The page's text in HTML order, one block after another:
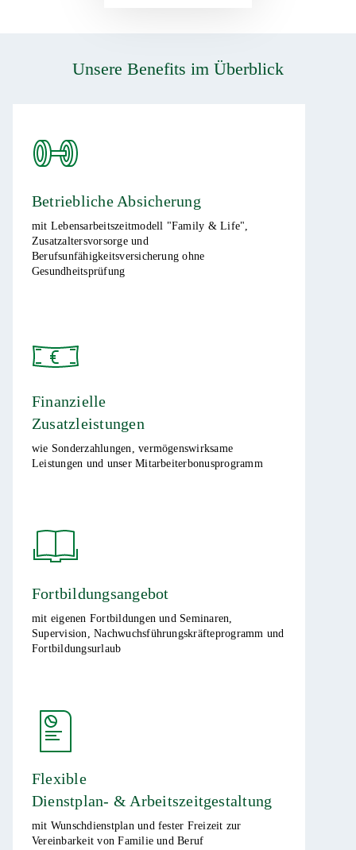
Unsere Benefits im Überblick
Betriebliche Absicherung ​
mit Lebensarbeitszeitmodell "Family & Life",
Zusatzaltersvorsorge und
Berufsunfähigkeitsversicherung ohne
Gesundheitsprüfung​
Finanzielle
Zusatzleistungen
wie Sonderzahlungen, vermögenswirksame
Leistungen und unser Mitarbeiterbonusprogramm ​
Fortbildungsangebot
mit eigenen Fortbildungen und Seminaren,
Supervision, Nachwuchsführungskräfteprogramm und
Fortbildungsurlaub ​
Flexible
Dienstplan- & Arbeitszeitgestaltung
mit Wunschdienstplan und fester Freizeit zur
Vereinbarkeit von Familie und Beruf